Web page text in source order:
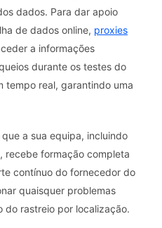
dados. Para dar apoio
de dados online, proxies
a informações
durante os testes do
tempo real, garantindo uma
que a sua equipa, incluindo
recebe formação completa
contínuo do fornecedor do
quaisquer problemas
do rastreio por localização.